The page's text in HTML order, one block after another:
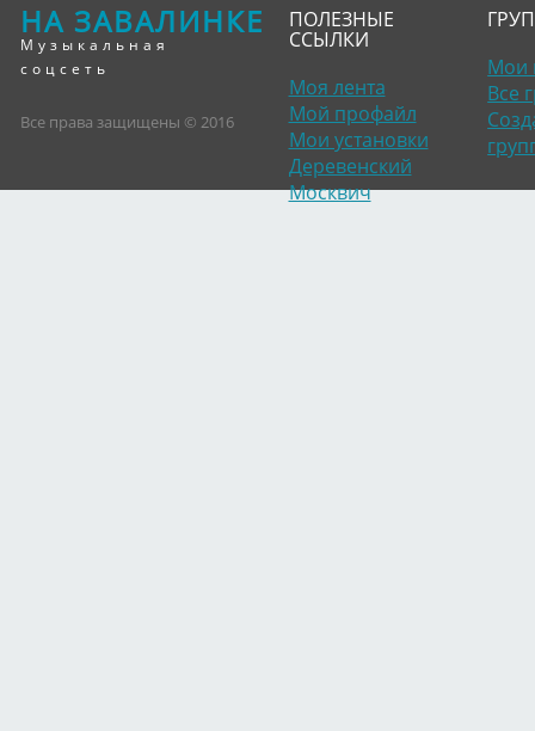
НА ЗАВАЛИНКЕ
Музыкальная
соцсеть
Все права защищены © 2016
ПОЛЕЗНЫЕ
ССЫЛКИ
Моя лента
Мой профайл
Мои установки
Деревенский
Москвич
Мои
Все